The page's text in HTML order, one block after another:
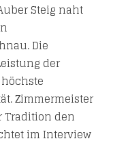
Steig naht
Die
der
Zimmermeister
Tradition den
im Interview